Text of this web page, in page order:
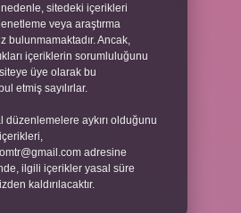
sitedeki içerikleri
veya araştırma
bulunmamaktadır. Ancak,
içeriklerin sorumluluğunu
üye olarak bu
etmiş sayılırlar.
düzenlemelere aykırı olduğunu
adresine
ilgili içerikler yasal süre
kaldırılacaktır.